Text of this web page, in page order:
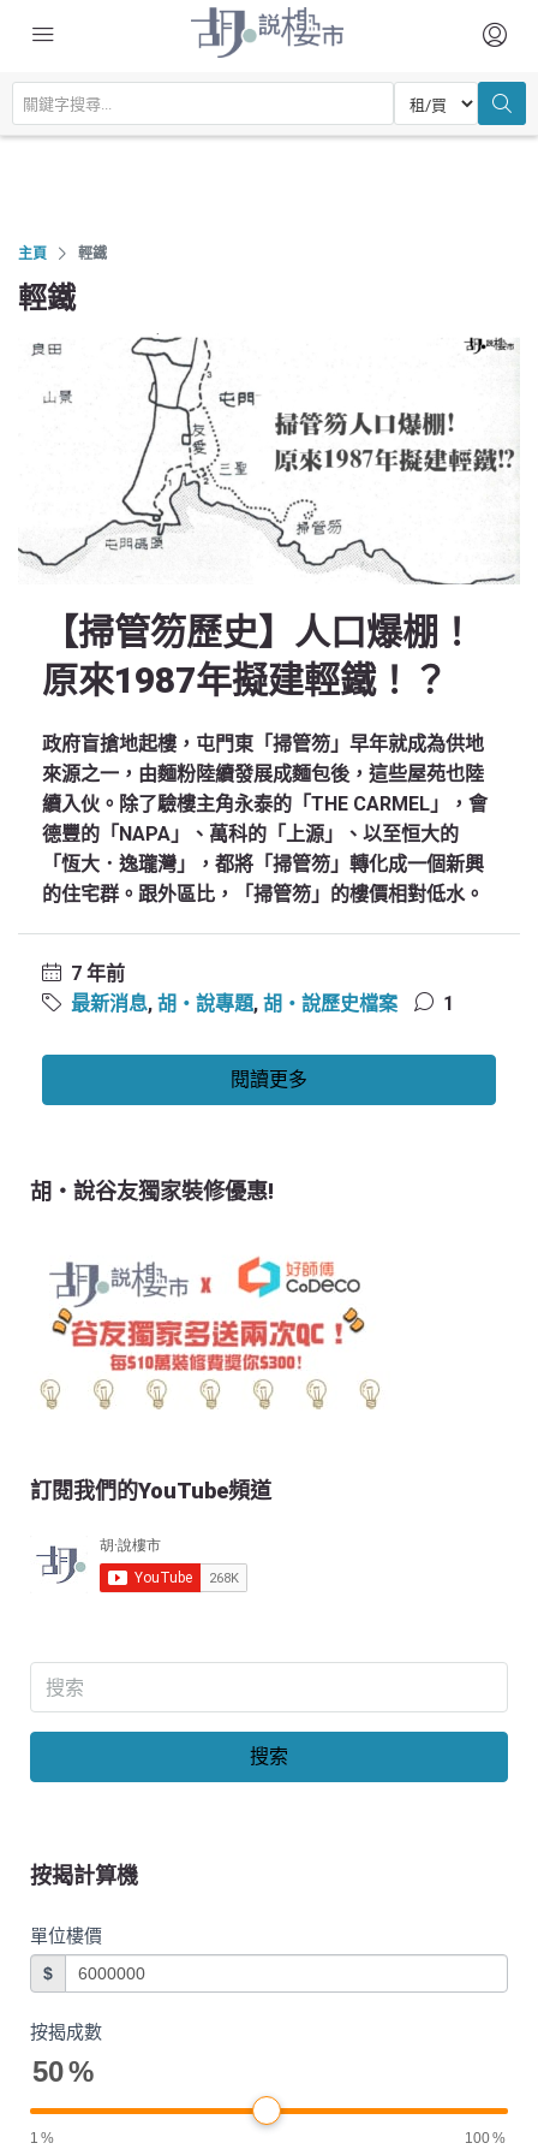
主頁 輕鐵
輕鐵
【掃管笏歷史】人口爆棚！
原來1987年擬建輕鐵！？
政府盲搶地起樓，屯門東「掃管笏」早年就成為供地
來源之一，由麵粉陸續發展成麵包後，這些屋苑也陸
續入伙。除了驗樓主角永泰的「THE CARMEL」，會
德豐的「NAPA」、萬科的「上源」、以至恒大的
「恆大．逸瓏灣」，都將「掃管笏」轉化成一個新興
的住宅群。跟外區比，「掃管笏」的樓價相對低水。
7 年前
最新消息, 胡‧說專題, 胡‧說歷史檔案 1
閱讀更多
胡‧說谷友獨家裝修優惠!
訂閱我們的YouTube頻道
搜索
按揭計算機
單位樓價
$
按揭成數
50%
1 % 100%